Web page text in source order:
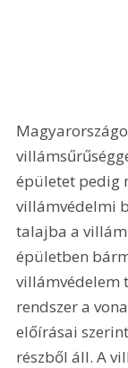
épületet pedig
villámvédelmi
talajba a
épületben
villámvédelem
rendszer a
előírásai
részből áll. A